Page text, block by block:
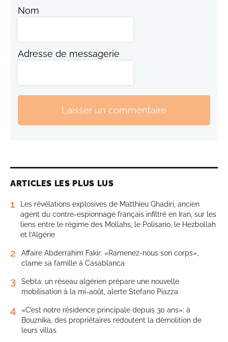
Nom
Adresse de messagerie
Laisser un commentaire
ARTICLES LES PLUS LUS
1
Les révélations explosives de Matthieu Ghadiri, ancien
agent du contre-espionnage français infiltré en Iran, sur les
liens entre le régime des Mollahs, le Polisario, le Hezbollah
et l’Algérie
2
Affaire Abderrahim Fakir: «Ramenez-nous son corps»,
clame sa famille à Casablanca
3
Sebta: un réseau algérien prépare une nouvelle
mobilisation à la mi-août, alerte Stefano Piazza
4
«C’est notre résidence principale depuis 30 ans»: à
Bouznika, des propriétaires redoutent la démolition de
leurs villas